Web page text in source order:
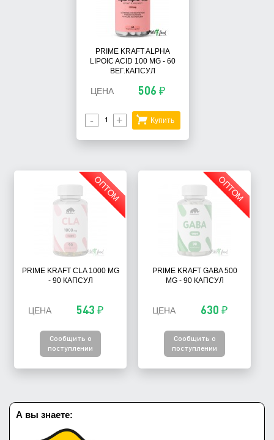
PRIME KRAFT ALPHA
LIPOIC ACID 100 MG - 60
ВЕГ.КАПСУЛ
ЦЕНА 506 ₽
- + Купить
ОПТОМ
PRIME KRAFT CLA 1000 MG
- 90 КАПСУЛ
ЦЕНА 543 ₽
Сообщить о
поступлении
ОПТОМ
PRIME KRAFT GABA 500
MG - 90 КАПСУЛ
ЦЕНА 630 ₽
Сообщить о
поступлении
А вы знаете: